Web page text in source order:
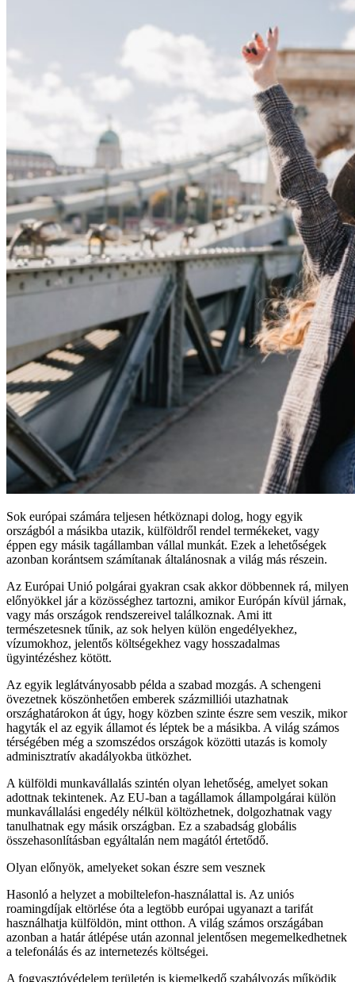
Sok európai számára teljesen hétköznapi dolog, hogy egyik
országból a másikba utazik, külföldről rendel termékeket, vagy
éppen egy másik tagállamban vállal munkát. Ezek a lehetőségek
azonban korántsem számítanak általánosnak a világ más részein.
Az Európai Unió polgárai gyakran csak akkor döbbennek rá, milyen
előnyökkel jár a közösséghez tartozni, amikor Európán kívül járnak,
vagy más országok rendszereivel találkoznak. Ami itt
természetesnek tűnik, az sok helyen külön engedélyekhez,
vízumokhoz, jelentős költségekhez vagy hosszadalmas
ügyintézéshez kötött.
Az egyik leglátványosabb példa a szabad mozgás. A schengeni
övezetnek köszönhetően emberek százmilliói utazhatnak
országhatárokon át úgy, hogy közben szinte észre sem veszik, mikor
hagyták el az egyik államot és léptek be a másikba. A világ számos
térségében még a szomszédos országok közötti utazás is komoly
adminisztratív akadályokba ütközhet.
A külföldi munkavállalás szintén olyan lehetőség, amelyet sokan
adottnak tekintenek. Az EU-ban a tagállamok állampolgárai külön
munkavállalási engedély nélkül költözhetnek, dolgozhatnak vagy
tanulhatnak egy másik országban. Ez a szabadság globális
összehasonlításban egyáltalán nem magától értetődő.
Olyan előnyök, amelyeket sokan észre sem vesznek
Hasonló a helyzet a mobiltelefon-használattal is. Az uniós
roamingdíjak eltörlése óta a legtöbb európai ugyanazt a tarifát
használhatja külföldön, mint otthon. A világ számos országában
azonban a határ átlépése után azonnal jelentősen megemelkedhetnek
a telefonálás és az internetezés költségei.
A fogyasztóvédelem területén is kiemelkedő szabályozás működik